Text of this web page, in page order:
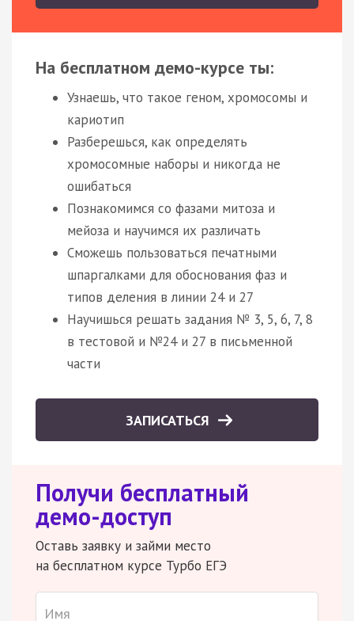
На бесплатном демо-курсе ты:
Узнаешь, что такое геном, хромосомы и
кариотип
Разберешься, как определять
хромосомные наборы и никогда не
ошибаться
Познакомимся со фазами митоза и
мейоза и научимся их различать
Сможешь пользоваться печатными
шпаргалками для обоснования фаз и
типов деления в линии 24 и 27
Научишься решать задания № 3, 5, 6, 7, 8
в тестовой и №24 и 27 в письменной
части
ЗАПИСАТЬСЯ
Получи бесплатный
демо-доступ
Оставь заявку и займи место
на бесплатном курсе Турбо ЕГЭ